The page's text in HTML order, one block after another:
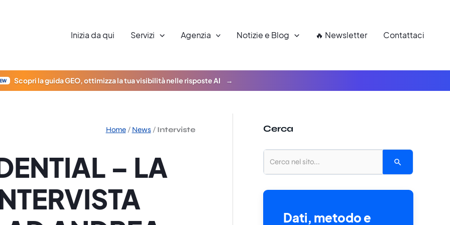
Inizia da qui Servizi Agenzia Notizie e Blog 🔥 Newsletter Contattaci
Scopri la guida GEO, ottimizza la tua visibilità nelle risposte AI
Home/ News / Interviste
– LA
Cerca
Dati, metodo e